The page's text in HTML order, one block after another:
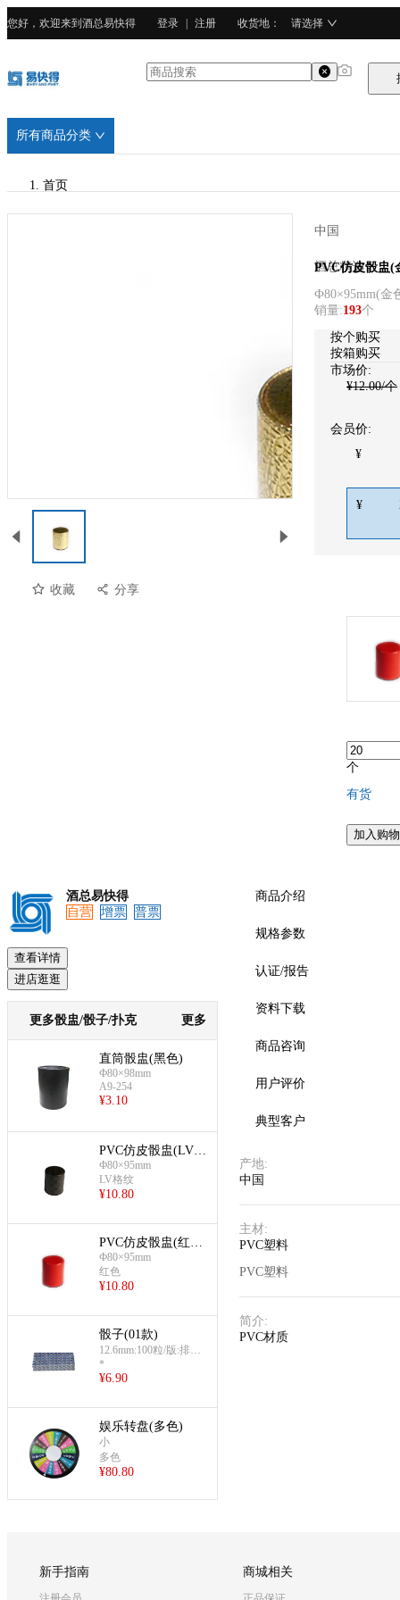
您好，欢迎来到酒总易快得 登录 注册 收货地 ： 请选择
所有商品分类
首页
收藏 分享
中国
酒总精选
PVC仿皮骰盅(
Ф80×95mm(金
销量:193个
按个购买
按箱购买
市场价:
¥12.00/个
会员价:
¥
¥
个
有货
加入购
酒总易快得
自营
增票 普票
查看详情
进店逛逛
更多骰盅/骰子/扑克 更多
直筒骰盅(黑色)
Ф80×98mm
A9-254
¥3.10
PVC仿皮骰盅(LV格
纹)
Ф80×95mm
LV格纹
¥10.80
PVC仿皮骰盅(红
色)
Ф80×95mm
红色
¥10.80
骰子(01款)
12.6mm:100粒/版:排列
整齐
*
¥6.90
娱乐转盘(多色)
小
多色
¥80.80
商品介绍
规格参数
认证/报告
资料下载
商品咨询
用户评价
典型客户
产地:
中国
主材:
PVC塑料
PVC塑料
简介:
PVC材质
新手指南 商城相关